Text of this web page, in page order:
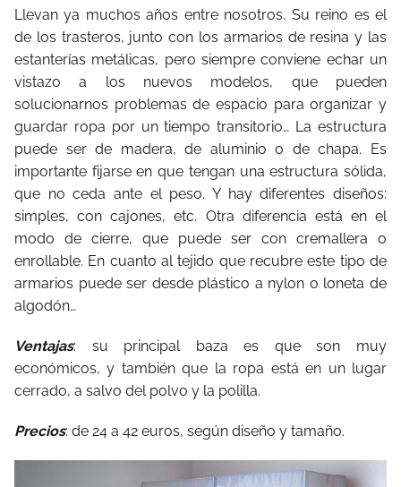
Llevan ya muchos años entre nosotros. Su reino es el
de los trasteros, junto con los armarios de resina y las
estanterías metálicas, pero siempre conviene echar un
vistazo a los nuevos modelos, que pueden
solucionarnos problemas de espacio para organizar y
guardar ropa por un tiempo transitorio… La estructura
puede ser de madera, de aluminio o de chapa. Es
importante fijarse en que tengan una estructura sólida,
que no ceda ante el peso. Y hay diferentes diseños:
simples, con cajones, etc. Otra diferencia está en el
modo de cierre, que puede ser con cremallera o
enrollable. En cuanto al tejido que recubre este tipo de
armarios puede ser desde plástico a nylon o loneta de
algodón…
Ventajas: su principal baza es que son muy
económicos, y también que la ropa está en un lugar
cerrado, a salvo del polvo y la polilla.
Precios: de 24 a 42 euros, según diseño y tamaño.